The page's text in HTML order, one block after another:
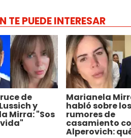
TE PUEDE INTERESAR
de
y
Mirra: "Sos
Marianela
habló sobre los
rumores de
casamiento
Alperovich: